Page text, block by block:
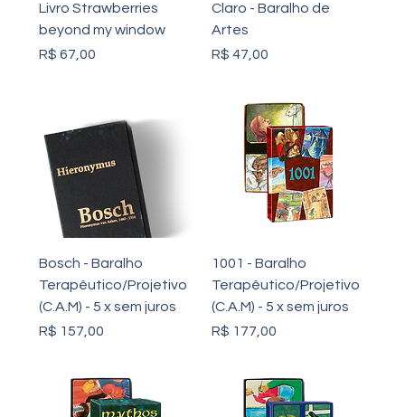
Livro Strawberries
beyond my window
Preço
R$ 67,00
Claro - Baralho de
Artes
Preço
R$ 47,00
Bosch - Baralho
Terapêutico/Projetivo
(C.A.M) - 5 x sem juros
Preço
R$ 157,00
1001 - Baralho
Terapêutico/Projetivo
(C.A.M) - 5 x sem juros
Preço
R$ 177,00